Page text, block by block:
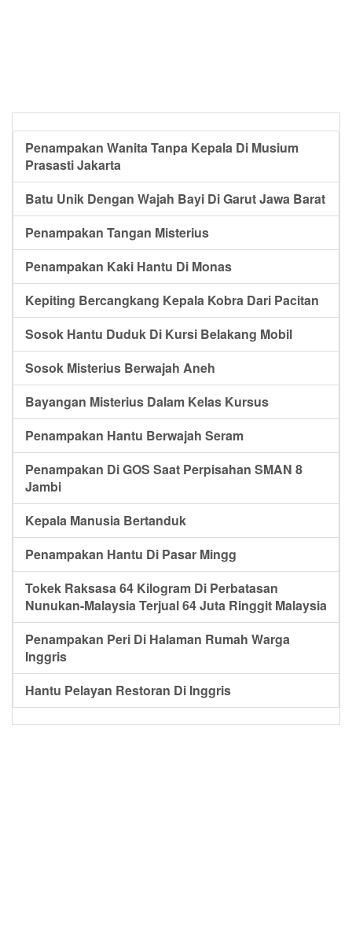
Penampakan Wanita Tanpa Kepala Di Musium
Prasasti Jakarta
Batu Unik Dengan Wajah Bayi Di Garut Jawa Barat
Penampakan Tangan Misterius
Penampakan Kaki Hantu Di Monas
Kepiting Bercangkang Kepala Kobra Dari Pacitan
Sosok Hantu Duduk Di Kursi Belakang Mobil
Sosok Misterius Berwajah Aneh
Bayangan Misterius Dalam Kelas Kursus
Penampakan Hantu Berwajah Seram
Penampakan Di GOS Saat Perpisahan SMAN 8
Jambi
Kepala Manusia Bertanduk
Penampakan Hantu Di Pasar Mingg
Tokek Raksasa 64 Kilogram Di Perbatasan
Nunukan-Malaysia Terjual 64 Juta Ringgit Malaysia
Penampakan Peri Di Halaman Rumah Warga
Inggris
Hantu Pelayan Restoran Di Inggris